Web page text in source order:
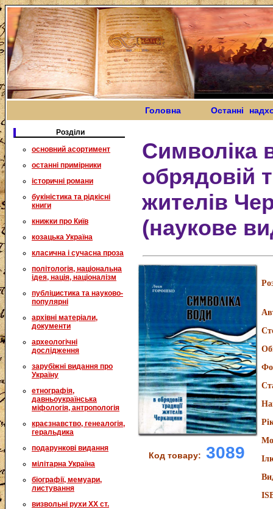
Головна Останні
Розділи
основний асортимент
останні примірники
історичні романи
букіністика та рідкісні
книги
книжки про Київ
козацька Україна
класична і сучасна проза
політологія, національна
ідея, нація, націоналізм
публіцистика та науково-
популярні
архівні матеріали,
документи
археологічні
дослідження
зарубіжні видання про
Україну
етнографія,
давньоукраїнська
міфологія, антропологія
краєзнавство, генеалогія,
геральдика
подарункові видання
мілітарна Україна
біографії, мемуари,
листування
визвольні рухи XX ст.
Символіка
обрядовій
жителів
(наукове
Код товару: 3089